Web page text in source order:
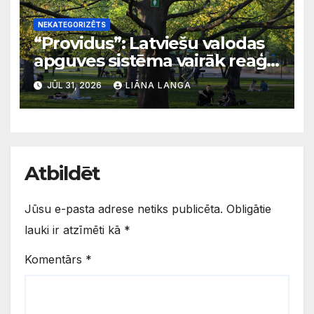
NEKATEGORIZĒTS
“Providus”: Latviešu valodas
apguves sistēma vairāk reaģē
uz krīzēm nekā ilgtermiņa
migrācijas tendencēm
JŪL 31, 2026 LIĀNA LANGA
Atbildēt
Jūsu e-pasta adrese netiks publicēta. Obligātie
lauki ir atzīmēti kā *
Komentārs *